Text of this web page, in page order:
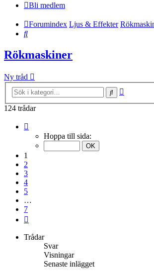
Bli medlem
Forumindex Ljus & Effekter
Sök
Rökmaskiner
Ny tråd
Sök
124 trådar
Hoppa till sida:
1
2
3
4
5
…
7
Trådar
Svar
Visningar
Senaste inlägget